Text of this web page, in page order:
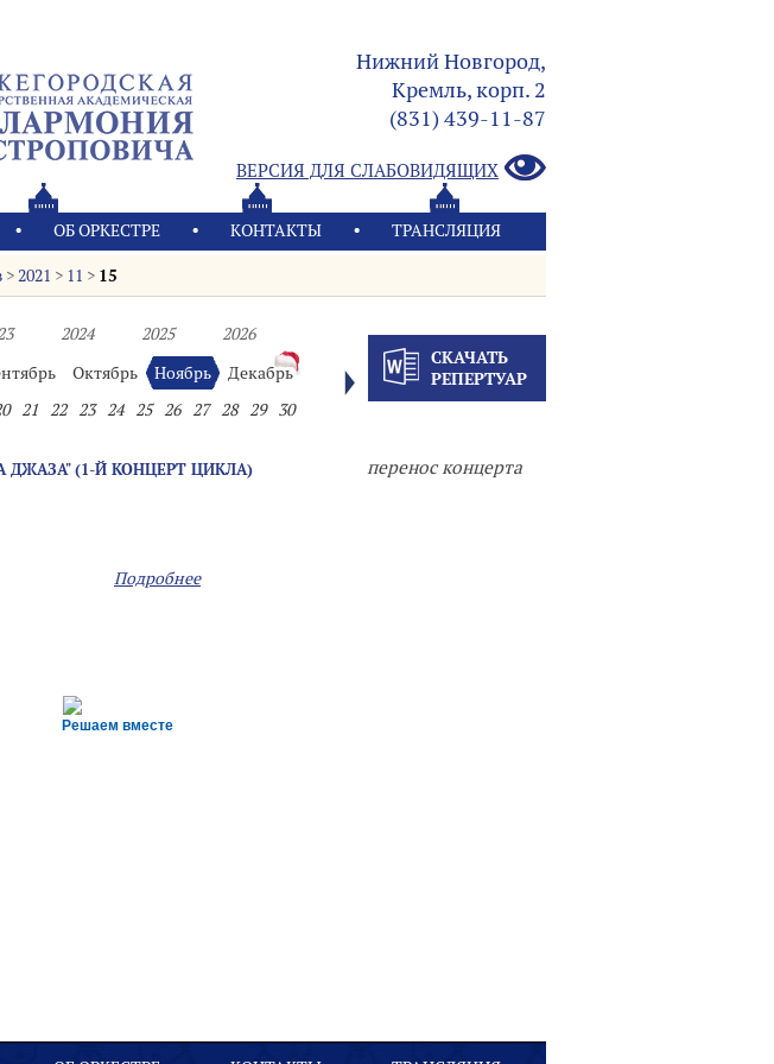
Нижний Новгород,
Кремль, корп. 2
(831) 439-11-87
ВЕРСИЯ ДЛЯ СЛАБОВИДЯЩИХ
OБ ОРКЕСТРЕ КОНТАКТЫ ТРАНСЛЯЦИЯ
>2021 > 11 > 15
2024 2025
2026
Октябрь Ноябрь
Декабрь
21 22 23 24 25 26 27 28 29 30
СКАЧАТЬ
РЕПЕРТУАР
ДЖАЗА" (1-Й КОНЦЕРТ ЦИКЛА)
Подробнее
перенос концерта
Решаем вместе